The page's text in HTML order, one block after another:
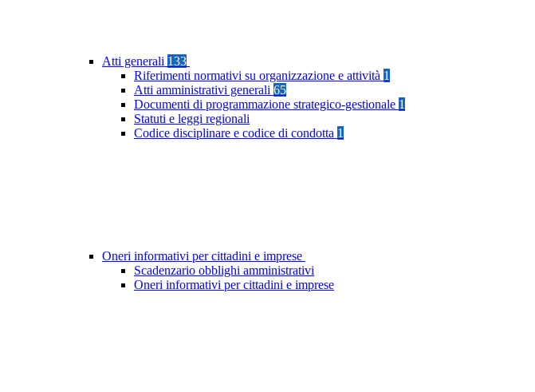
Atti generali 133
Riferimenti normativi su organizzazione e attività 1
Atti amministrativi generali 65
Documenti di programmazione strategico-gestionale 1
Statuti e leggi regionali
Codice disciplinare e codice di condotta 1
Oneri informativi per cittadini e imprese
Scadenzario obblighi amministrativi
Oneri informativi per cittadini e imprese